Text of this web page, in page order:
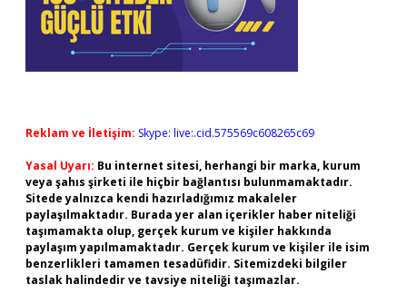
Reklam ve İletişim: Skype: live:.cid.575569c608265c69
Yasal Uyarı: Bu internet sitesi, herhangi bir marka, kurum
veya şahıs şirketi ile hiçbir bağlantısı bulunmamaktadır.
Sitede yalnızca kendi hazırladığımız makaleler
paylaşılmaktadır. Burada yer alan içerikler haber niteliği
taşımamakta olup, gerçek kurum ve kişiler hakkında
paylaşım yapılmamaktadır. Gerçek kurum ve kişiler ile isim
benzerlikleri tamamen tesadüfidir. Sitemizdeki bilgiler
taslak halindedir ve tavsiye niteliği taşımazlar.